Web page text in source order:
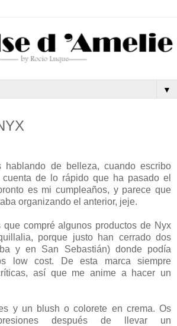
▼
hablando de belleza, cuando escribo
de lo rápido que ha pasado el
es mi cumpleaños, y parece que
organizando el anterior, jeje.
que compré algunos productos de Nyx
porque justo han cerrado dos
y en San Sebastián) donde podía
low cost. De esta marca siempre
así que me anime a hacer un
y un blush o colorete en crema. Os
después de llevar un